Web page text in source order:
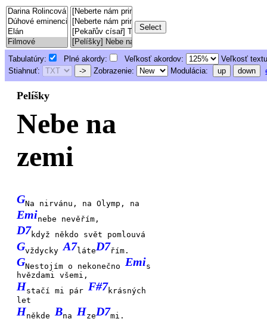
Tabulatúry: Plné akordy: Veľkosť akordov:
Veľkosť
Stiahnuť:
-> Zobrazenie: Modulácia: up down
Pelíšky
Nebe na
zemi
GNa nirvánu, na Olymp, na
Eminebe nevěřím,
D7když někdo svět pomlouvá
GvždyckyA7láteD7řím.
GNestojím o nekonečnoEmis
hvězdami všemi,
Hstačí mi párF#7krásných
let
HněkdeBnaHzeD7mi.